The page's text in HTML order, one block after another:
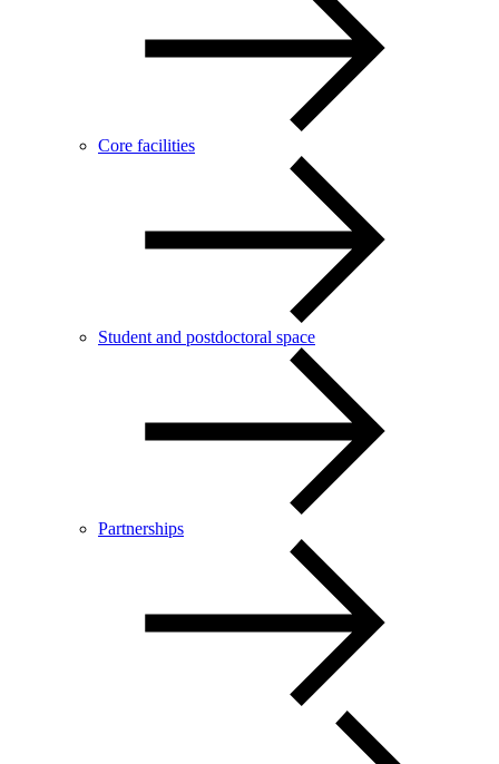
Core facilities
Student and postdoctoral space
Partnerships